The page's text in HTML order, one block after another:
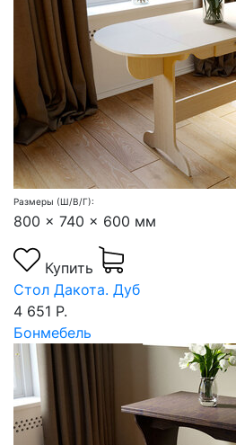
Размеры (Ш/В/Г):
800 x 740 x 600 мм
Купить
Стол Дакота. Дуб
4 651 Р.
Бонмебель